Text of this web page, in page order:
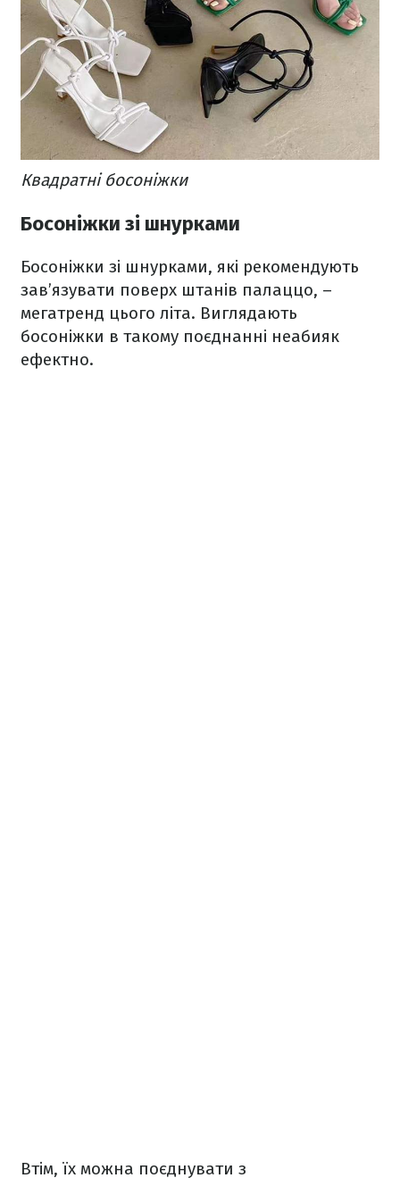
Квадратні босоніжки
Босоніжки зі шнурками
Босоніжки зі шнурками, які рекомендують
зав’язувати поверх штанів палаццо, –
мегатренд цього літа. Виглядають
босоніжки в такому поєднанні неабияк
ефектно.
Втім, їх можна поєднувати з